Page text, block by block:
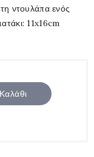
ντουλάπα ενός
11x16cm